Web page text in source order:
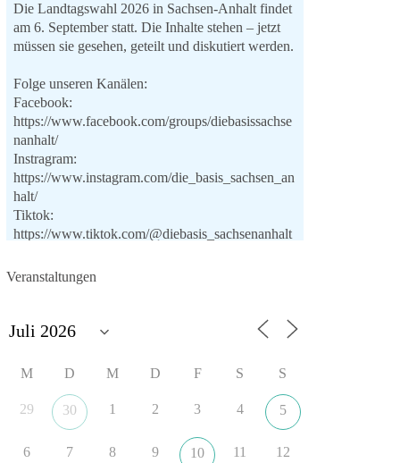
Die Landtagswahl 2026 in Sachsen-Anhalt findet
am 6. September statt. Die Inhalte stehen – jetzt
müssen sie gesehen, geteilt und diskutiert werden.
Folge unseren Kanälen:
Facebook:
https://www.facebook.com/groups/diebasissachse
nanhalt/
Instragram:
https://www.instagram.com/die_basis_sachsen_an
halt/
Tiktok:
https://www.tiktok.com/@diebasis_sachsenanhalt
Youtube:
🟩🟩🟦🟦🟥🟥🟧🟧
Like, teile und kommentiere unsere Beiträge,
wir stehen und warum es sich lohnt, dieBasis zu
wählen.
https://diebasis-st.de/wahlprogramm/
Veranstaltungen
M D M D F S S
29 30 1 2 3 4 5
6 7 8 9 10 11 12